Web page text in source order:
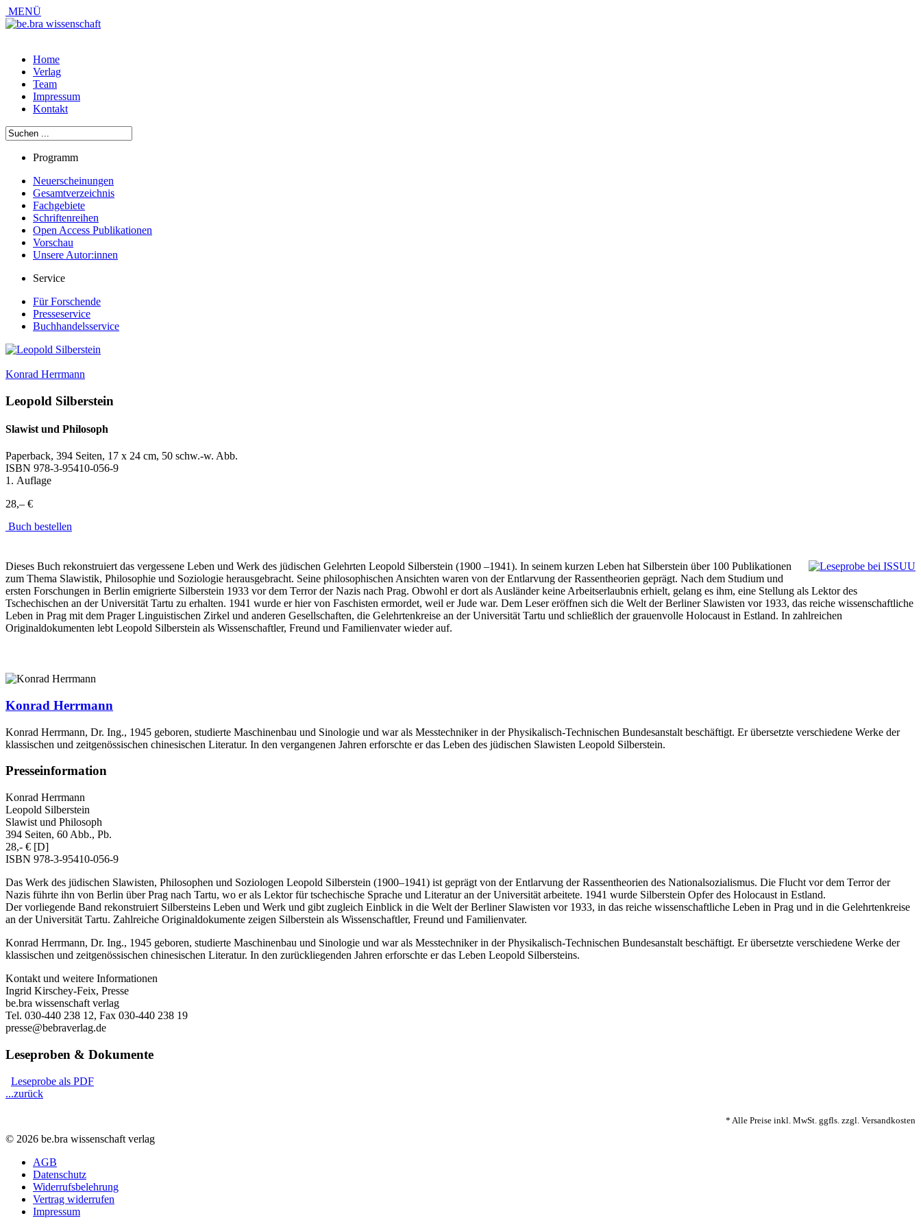
MENÜ
Home
Verlag
Team
Impressum
Kontakt
Programm
Neuerscheinungen
Gesamtverzeichnis
Fachgebiete
Schriftenreihen
Open Access Publikationen
Vorschau
Unsere Autor:innen
Service
Für Forschende
Presseservice
Buchhandelsservice
Konrad Herrmann
Leopold Silberstein
Slawist und Philosoph
Paperback, 394 Seiten, 17 x 24 cm, 50 schw.-w. Abb.
ISBN 978-3-95410-056-9
1. Auflage
28,– €
Buch bestellen
Dieses Buch rekonstruiert das vergessene Leben und Werk des jüdischen Gelehrten Leopold Silberstein (1900 –1941). In seinem kurzen Leben hat Silberstein über 100 Publikationen
zum Thema Slawistik, Philosophie und Soziologie herausgebracht. Seine philosophischen Ansichten waren von der Entlarvung der Rassentheorien geprägt. Nach dem Studium und
ersten Forschungen in Berlin emigrierte Silberstein 1933 vor dem Terror der Nazis nach Prag. Obwohl er dort als Ausländer keine Arbeitserlaubnis erhielt, gelang es ihm, eine Stellung als Lektor des
Tschechischen an der Universität Tartu zu erhalten. 1941 wurde er hier von Faschisten ermordet, weil er Jude war. Dem Leser eröffnen sich die Welt der Berliner Slawisten vor 1933, das reiche wissenschaftliche
Leben in Prag mit dem Prager Linguistischen Zirkel und anderen Gesellschaften, die Gelehrtenkreise an der Universität Tartu und schließlich der grauenvolle Holocaust in Estland. In zahlreichen
Originaldokumenten lebt Leopold Silberstein als Wissenschaftler, Freund und Familienvater wieder auf.
Konrad Herrmann
Konrad Herrmann, Dr. Ing., 1945 geboren, studierte Maschinenbau und Sinologie und war als Messtechniker in der Physikalisch-Technischen Bundesanstalt beschäftigt. Er übersetzte verschiedene Werke der
klassischen und zeitgenössischen chinesischen Literatur. In den vergangenen Jahren erforschte er das Leben des jüdischen Slawisten Leopold Silberstein.
Presseinformation
Konrad Herrmann
Leopold Silberstein
Slawist und Philosoph
394 Seiten, 60 Abb., Pb.
28,- € [D]
ISBN 978-3-95410-056-9
Das Werk des jüdischen Slawisten, Philosophen und Soziologen Leopold Silberstein (1900–1941) ist geprägt von der Entlarvung der Rassentheorien des Nationalsozialismus. Die Flucht vor dem Terror der
Nazis führte ihn von Berlin über Prag nach Tartu, wo er als Lektor für tschechische Sprache und Literatur an der Universität arbeitete. 1941 wurde Silberstein Opfer des Holocaust in Estland.
Der vorliegende Band rekonstruiert Silbersteins Leben und Werk und gibt zugleich Einblick in die Welt der Berliner Slawisten vor 1933, in das reiche wissenschaftliche Leben in Prag und in die Gelehrtenkreise
an der Universität Tartu. Zahlreiche Originaldokumente zeigen Silberstein als Wissenschaftler, Freund und Familienvater.
Konrad Herrmann, Dr. Ing., 1945 geboren, studierte Maschinenbau und Sinologie und war als Messtechniker in der Physikalisch-Technischen Bundesanstalt beschäftigt. Er übersetzte verschiedene Werke der
klassischen und zeitgenössischen chinesischen Literatur. In den zurückliegenden Jahren erforschte er das Leben Leopold Silbersteins.
Kontakt und weitere Informationen
Ingrid Kirschey-Feix, Presse
be.bra wissenschaft verlag
Tel. 030-440 238 12, Fax 030-440 238 19
presse@bebraverlag.de
Leseproben & Dokumente
Leseprobe als PDF
...zurück
* Alle Preise inkl. MwSt. ggfls. zzgl. Versandkosten
© 2026 be.bra wissenschaft verlag
AGB
Datenschutz
Widerrufsbelehrung
Vertrag widerrufen
Impressum